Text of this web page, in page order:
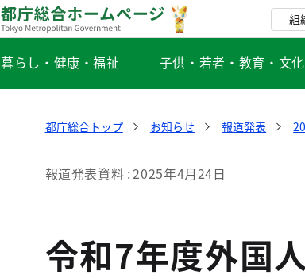
組
暮らし・健康・福祉 子供・若者・教育・文
都庁総合トップ お知らせ 報道発表
報道発表資料 2025年4月24日
令和7年度外国